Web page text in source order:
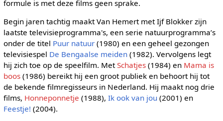
formule is met deze films geen sprake.
Begin jaren tachtig maakt Van Hemert met Ijf Blokker zijn
laatste televisieprogramma's, een serie natuurprogramma’s
onder de titel Puur natuur(1980) en een geheel gezongen
televisiespel De Bengaalse meiden(1982). Vervolgens legt
hij zich toe op de speelfilm. MetSchatjes(1984) en Mama is
boos(1986) bereikt hij een groot publiek en behoort hij tot
de bekende filmregisseurs in Nederland. Hij maakt nog drie
films, Honneponnetje (1988), Ik ook van jou (2001) en
Feestje! (2004).